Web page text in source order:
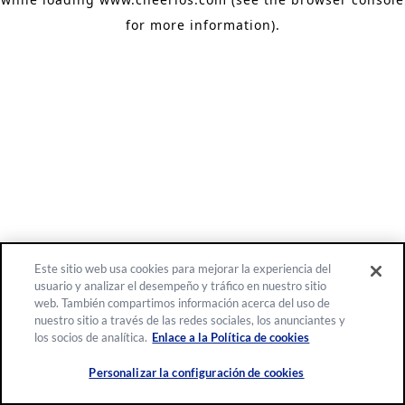
for more information).
Este sitio web usa cookies para mejorar la experiencia del
usuario y analizar el desempeño y tráfico en nuestro sitio
web. También compartimos información acerca del uso de
nuestro sitio a través de las redes sociales, los anunciantes y
los socios de analítica. Enlace a la Política de cookies
Personalizar la configuración de cookies